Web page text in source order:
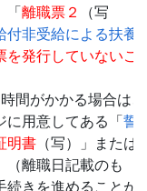
「離職票２
（写
付非受給による扶養
を発行していないこ
間がかかる場合は、
に用意してある「誓
明書 （写）」または
（離職日記載のも
きを進めることが